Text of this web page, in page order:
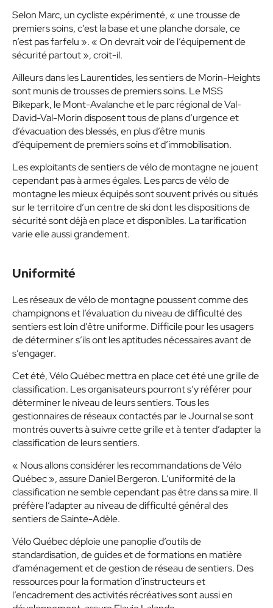
Selon Marc, un cycliste expérimenté, « une trousse de
premiers soins, c’est la base et une planche dorsale, ce
n’est pas farfelu ». « On devrait voir de l’équipement de
sécurité partout », croit-il.
Ailleurs dans les Laurentides, les sentiers de Morin-Heights
sont munis de trousses de premiers soins. Le MSS
Bikepark, le Mont-Avalanche et le parc régional de Val-
David-Val-Morin disposent tous de plans d’urgence et
d’évacuation des blessés, en plus d’être munis
d’équipement de premiers soins et d’immobilisation.
Les exploitants de sentiers de vélo de montagne ne jouent
cependant pas à armes égales. Les parcs de vélo de
montagne les mieux équipés sont souvent privés ou situés
sur le territoire d’un centre de ski dont les dispositions de
sécurité sont déjà en place et disponibles. La tarification
varie elle aussi grandement.
Uniformité
Les réseaux de vélo de montagne poussent comme des
champignons et l’évaluation du niveau de difficulté des
sentiers est loin d’être uniforme. Difficile pour les usagers
de déterminer s’ils ont les aptitudes nécessaires avant de
s’engager.
Cet été, Vélo Québec mettra en place cet été une grille de
classification. Les organisateurs pourront s’y référer pour
déterminer le niveau de leurs sentiers. Tous les
gestionnaires de réseaux contactés par le Journal se sont
montrés ouverts à suivre cette grille et à tenter d’adapter la
classification de leurs sentiers.
« Nous allons considérer les recommandations de Vélo
Québec », assure Daniel Bergeron. L’uniformité de la
classification ne semble cependant pas être dans sa mire. Il
préfère l’adapter au niveau de difficulté général des
sentiers de Sainte-Adèle.
Vélo Québec déploie une panoplie d’outils de
standardisation, de guides et de formations en matière
d’aménagement et de gestion de réseau de sentiers. Des
ressources pour la formation d’instructeurs et
l’encadrement des activités récréatives sont aussi en